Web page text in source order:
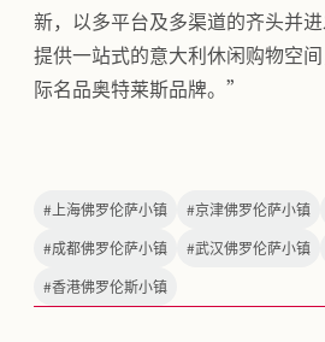
新，以多平台及多渠道的齐头并
提供一站式的意大利休闲购物空
际名品奥特莱斯品牌。”
# 上海佛罗伦萨小镇 #京津佛罗伦萨小镇
#成都佛罗伦萨小镇 #武汉佛罗伦萨小镇
#香港佛罗伦斯小镇